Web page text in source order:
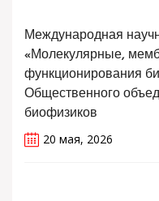
Международная
«Молекулярные,
функционирования
Общественного
биофизиков
20 мая, 2026